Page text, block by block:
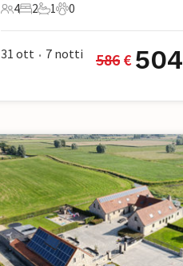
4 Ospiti
4
2 Camere da letto
2
1 Bagno
1
0 Animali domestici
0
31 ott • 7 notti 586 € 504